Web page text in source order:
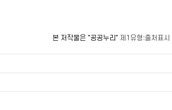
본 저작물은 "공공누리" 제1유형:출처표시